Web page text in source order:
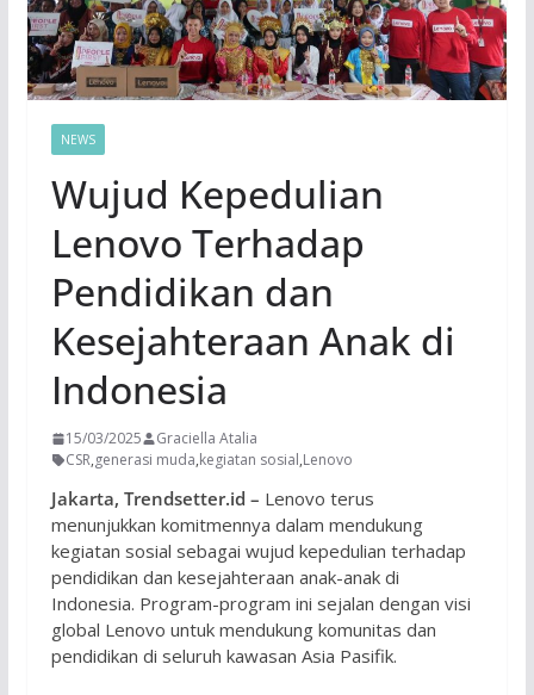
NEWS
Wujud Kepedulian
Lenovo Terhadap
Pendidikan dan
Kesejahteraan Anak di
Indonesia
15/03/2025
Graciella Atalia
CSR,generasi muda,kegiatan sosial,Lenovo
Jakarta, Trendsetter.id – Lenovo terus
menunjukkan komitmennya dalam mendukung
kegiatan sosial sebagai wujud kepedulian terhadap
pendidikan dan kesejahteraan anak-anak di
Indonesia. Program-program ini sejalan dengan visi
global Lenovo untuk mendukung komunitas dan
pendidikan di seluruh kawasan Asia Pasifik.